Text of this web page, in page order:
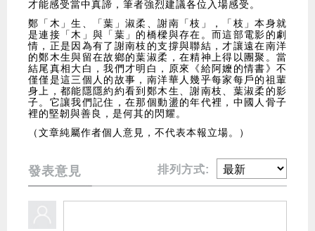
才能感受當中真諦，筆者強烈建議各位入場感受。
鄭「木」生、「葉」淑柔、謝南「枝」，「枝」本身就
是連接「木」與「葉」的橋樑與存在。而這部電影的劇
情，正是因為有了謝南枝的支撐與聯結，才讓遠在南洋
的鄭木生與留在故鄉的葉淑柔，在精神上得以團聚。當
結尾真相大白，我們才明白，原來《給阿嬤的情書》不
僅僅是這三個人的故事，南洋華人幾乎每家每戶的祖輩
身上，都能隱隱約約看到鄭木生、謝南枝、葉淑柔的影
子。它讓我們記住，在那個動盪的年代裡，中國人骨子
裡的堅韌與善良，是何其的閃耀。
（文章純屬作者個人意見，不代表本報立場。）
發表意見 排列方式: